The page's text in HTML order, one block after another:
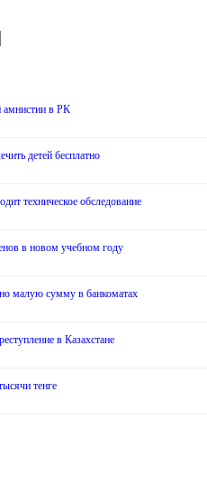
амнистии в РК
детей бесплатно
техническое обследование
в новом учебном году
малую сумму в банкоматах
в Казахстане
тенге